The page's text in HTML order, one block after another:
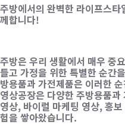
주방에서의 완벽한 라이프스
께합니다!
주방은 우리 생활에서 매우 중
들고 가정을 위한 특별한 순간
방용품과 가전제품은 이러한
영상공장은 다양한 주방용품
영상, 바이럴 마케팅 영상, 홍
험을 쌓아왔습니다.